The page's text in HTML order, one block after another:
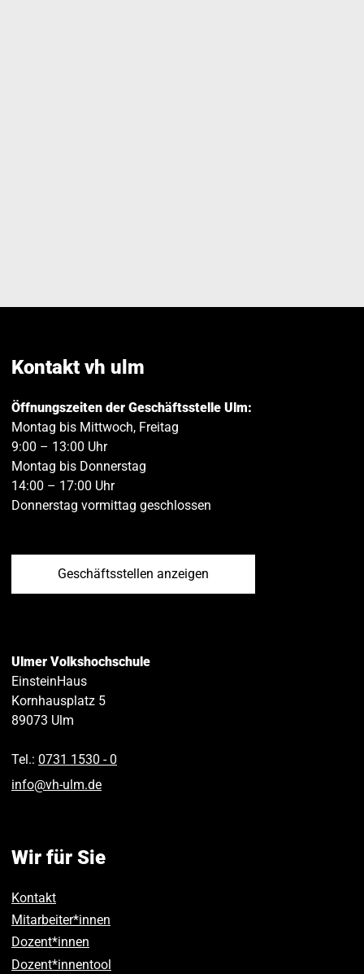
Kontakt vh ulm
Öffnungszeiten der Geschäftsstelle Ulm:
Montag bis Mittwoch, Freitag
9:00 – 13:00 Uhr
Montag bis Donnerstag
14:00 – 17:00 Uhr
Donnerstag vormittag geschlossen
Geschäftsstellen anzeigen
Ulmer Volkshochschule
EinsteinHaus
Kornhausplatz 5
89073 Ulm
Tel.: 0731 1530 ‑ 0
info@vh-ulm.de
Wir für Sie
Kontakt
Mitarbeiter*innen
Dozent*innen
Dozent*innentool